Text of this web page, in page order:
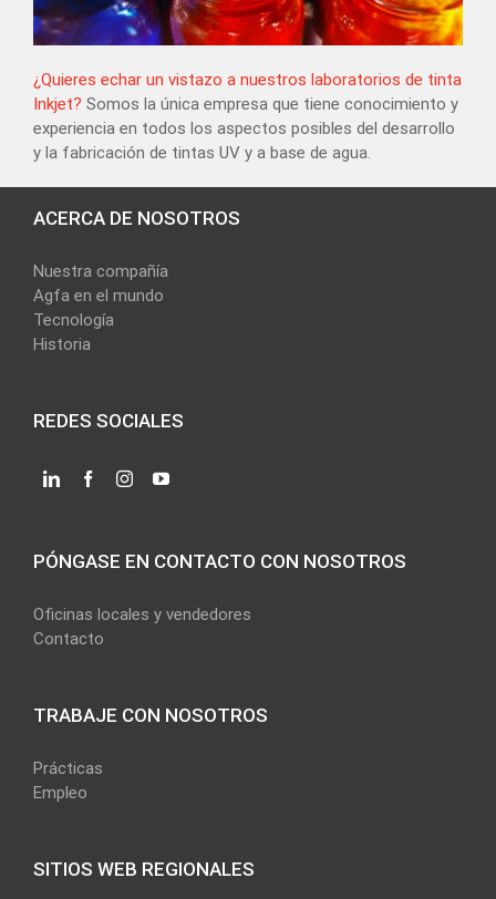
¿Quieres echar un vistazo a nuestros laboratorios de tinta
Inkjet? Somos la única empresa que tiene conocimiento y
experiencia en todos los aspectos posibles del desarrollo
y la fabricación de tintas UV y a base de agua.
ACERCA DE NOSOTROS
Nuestra compañía
Agfa en el mundo
Tecnología
Historia
REDES SOCIALES
PÓNGASE EN CONTACTO CON NOSOTROS
Oficinas locales y vendedores
Contacto
TRABAJE CON NOSOTROS
Prácticas
Empleo
SITIOS WEB REGIONALES